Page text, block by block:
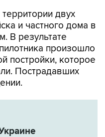
двух
и частного дома в
В результате
произошло
постройки, которое
Пострадавших